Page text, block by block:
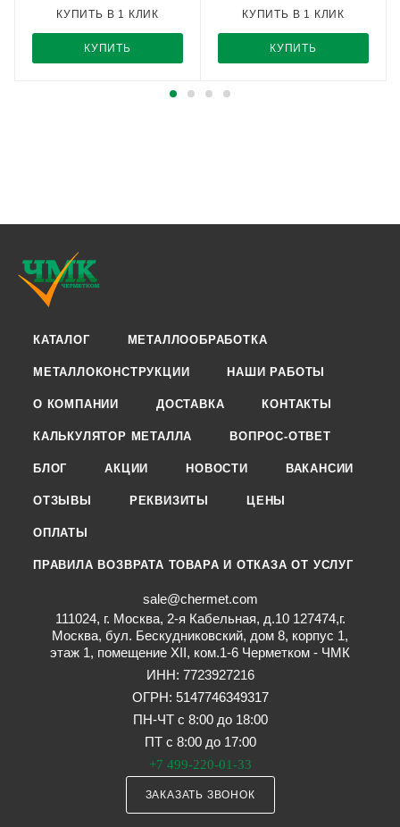
КУПИТЬ
КУПИТЬ В 1 КЛИК
КУПИТЬ
КУПИТЬ В 1 КЛИК
КАТАЛОГ МЕТАЛЛООБРАБОТКА
МЕТАЛЛОКОНСТРУКЦИИ НАШИ РАБОТЫ
О КОМПАНИИ ДОСТАВКА КОНТАКТЫ
КАЛЬКУЛЯТОР МЕТАЛЛА ВОПРОС-ОТВЕТ
БЛОГ АКЦИИ НОВОСТИ ВАКАНСИИ
ОТЗЫВЫ РЕКВИЗИТЫ ЦЕНЫ
ОПЛАТЫ
ПРАВИЛА ВОЗВРАТА ТОВАРА И ОТКАЗА ОТ УСЛУГ
sale@chermet.com
111024, г. Москва, 2-я Кабельная, д.10 127474,г.
Москва, бул. Бескудниковский, дом 8, корпус 1,
этаж 1, помещение XII, ком.1-6 Черметком - ЧМК
ИНН: 7723927216
ОГРН: 5147746349317
ПН-ЧТ с 8:00 до 18:00
ПТ с 8:00 до 17:00
+7 499-220-01-33
ЗАКАЗАТЬ ЗВОНОК